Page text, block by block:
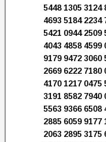
5448 1305 3124
4693 5184 2234
5421 0944 2509
4043 4858 4599
9179 9472 3060
2669 6222 7180
4170 1217 0475
3191 8582 7940
5563 9366 6508
2885 6059 9177
2063 2895 3175